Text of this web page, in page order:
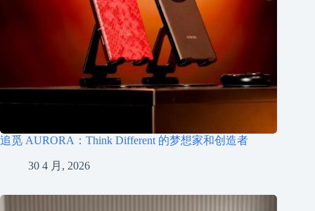
追觅 AURORA：Think Different 的梦想家和创造者
30 4 月, 2026